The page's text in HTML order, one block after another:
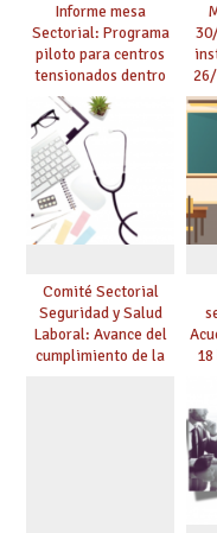
Informe mesa
Sectorial: Programa
piloto para centros
tensionados dentro
del marco del
Acuerdo de Mejoras y
evaluación del curso
25/26
Comité Sectorial
Seguridad y Salud
Laboral: Avance del
cumplimiento de la